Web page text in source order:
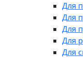
Для
Для
Для
Для
Для